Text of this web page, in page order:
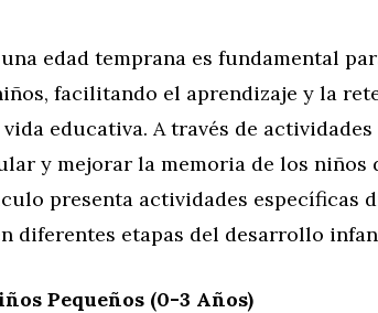
edad temprana es fundamental
facilitando el aprendizaje y la
educativa. A través de
y mejorar la memoria de los niños
presenta actividades específicas
diferentes etapas del desarrollo
Pequeños (0-3 Años)